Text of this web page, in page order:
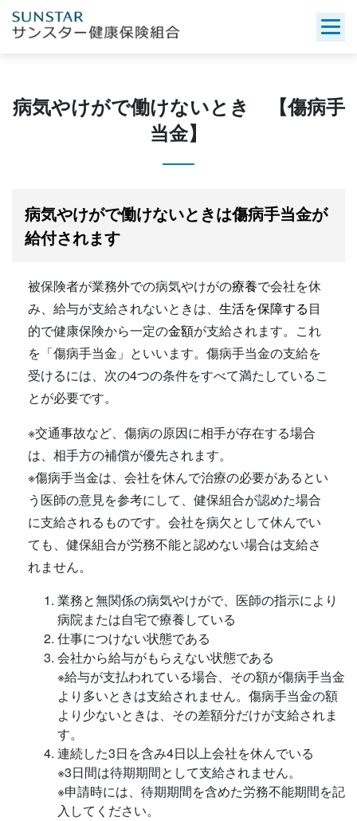
Skip
病気やけがで働けないとき 【傷病手
当金】
病気やけがで働けないときは傷病手当金が
給付されます
被保険者が業務外での病気やけがの療養で会社を休
み、給与が支給されないときは、 生活を保障する目
的で健康保険から一定の金額が支給されます。これ
を「傷病手当金」といいます。傷病手当金の支給を
受けるには、次の4つの条件をすべて満たしているこ
とが必要です。
※交通事故など、傷病の原因に相手が存在する場合
は、相手方の補償が優先されます。
※傷病手当金は、会社を休んで治療の必要があるとい
う医師の意見を参考にして、健保組合が認めた場合
に支給されるものです。会社を病欠として休んでい
ても、健保組合が労務不能と認めない場合は支給さ
れません。
業務と無関係の病気やけがで、医師の指示により
病院または自宅で療養している
仕事につけない状態である
会社から給与がもらえない状態である
※給与が支払われている場合、その額が傷病手当金
より多いときは支給されません。傷病手当金の額
より少ないときは、その差額分だけが支給されま
す。
連続した3日を含み4日以上会社を休んでいる
※3日間は待期期間として支給されません。
※申請時には、待期期間を含めた労務不能期間を記
入してください。